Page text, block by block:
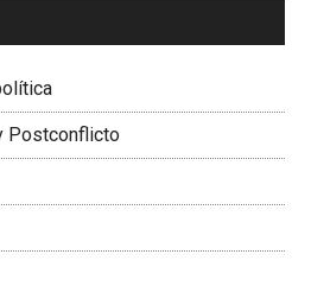
Presidenta Corporación
Postconflicto